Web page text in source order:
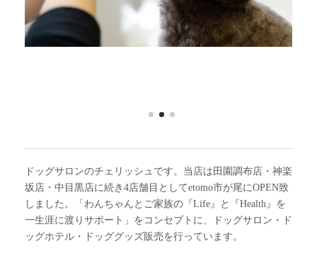
1 2 3
ドッグサロンのチェリッシュです。当店は田園調布店・神楽
坂店・中目黒店に続き4店舗目としてetomo市が尾にOPEN致
しました。「わんちゃんとご家族の『Life』と『Health』を
一生涯に渡りサポート」をコンセプトに、ドッグサロン・ド
ッグホテル・ドッググッズ販売を行っています。